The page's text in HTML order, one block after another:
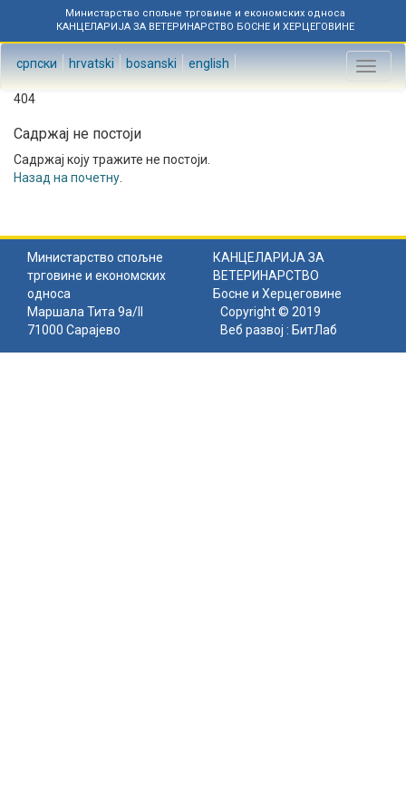
Министарство спољне трговине и економских односа
КАНЦЕЛАРИЈА ЗА ВЕТЕРИНАРСТВО БОСНЕ И ХЕРЦЕГОВИНЕ
српски hrvatski bosanski english
Toggle
404
Садржај не постоји
Садржај коју тражите не постоји.
Назад на почетну
Министарство спољне
трговине и економских
односа
КАНЦЕЛАРИЈА ЗА
ВЕТЕРИНАРСТВО
Босне и Херцеговине
Маршала Тита 9а/II
71000 Сарајево
Copyright © 2019
Веб развој : БитЛаб